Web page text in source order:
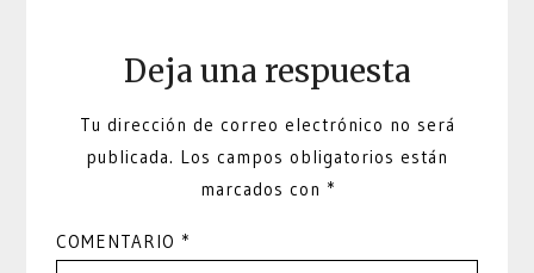
Deja una respuesta
Tu dirección de correo electrónico no será
publicada. Los campos obligatorios están
marcados con *
COMENTARIO *